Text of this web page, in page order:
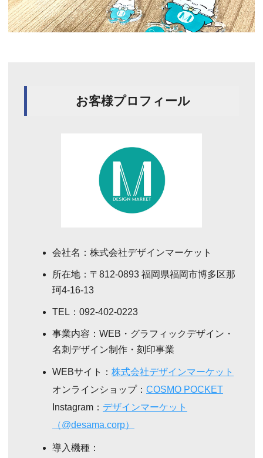
お客様プロフィール
会社名：株式会社デザインマーケット
所在地：〒812-0893 福岡県福岡市博多区那
珂4-16-13
TEL：092-402-0223
事業内容：WEB・グラフィックデザイン・
名刺デザイン制作・刻印事業
WEBサイト： 株式会社デザインマーケット
オンラインショップ： COSMO POCKET
Instagram： デザインマーケット
（@desama.corp）
導入機種：